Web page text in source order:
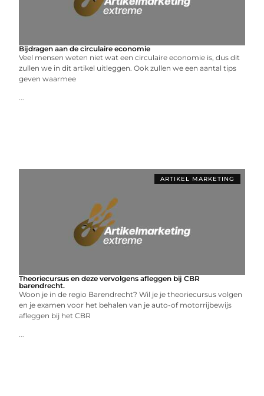
Bijdragen aan de circulaire economie
Veel mensen weten niet wat een circulaire economie is, dus dit
zullen we in dit artikel uitleggen. Ook zullen we een aantal tips
geven waarmee
...
ARTIKEL MARKETING
Theoriecursus en deze vervolgens afleggen bij CBR
barendrecht.
Woon je in de regio Barendrecht? Wil je je theoriecursus volgen
en je examen voor het behalen van je auto-of motorrijbewijs
afleggen bij het CBR
...